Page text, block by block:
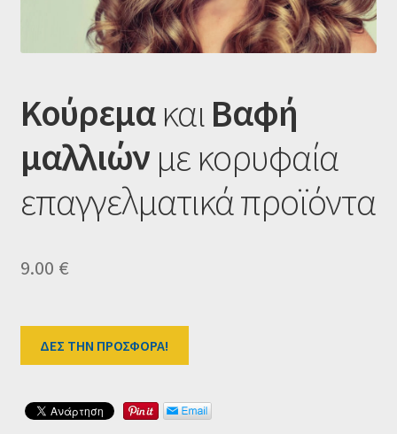
Ο λογαριασμός μου
HOME
ΚούρεμακαιΒαφή
μαλλιώνμε κορυφαία
επαγγελματικά προϊόντα
9.00 €
ΔΕΣ ΤΗΝ ΠΡΟΣΦΟΡΑ!